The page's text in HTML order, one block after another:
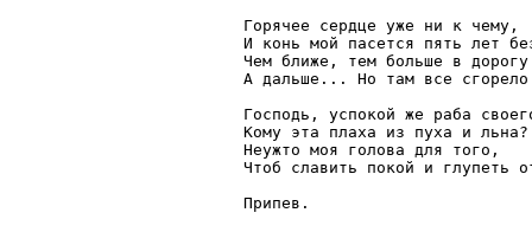
Горячее сердце уже ни к чему,
И конь мой пасется пять лет
Чем ближе, тем больше в
А дальше... Но там все
Господь, успокой же раба
Кому эта плаха из пуха и льна?
Неужто моя голова для того,
Чтоб славить покой и глупеть